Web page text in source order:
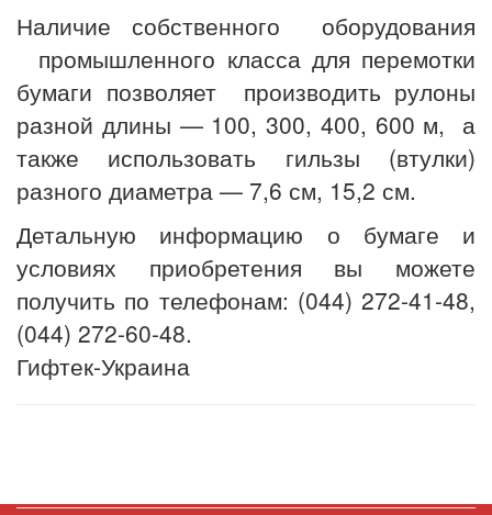
Наличие собственного оборудования
промышленного класса для перемотки
бумаги позволяет производить рулоны
разной длины — 100, 300, 400, 600 м, а
также использовать гильзы (втулки)
разного диаметра — 7,6 см, 15,2 см.
Детальную информацию о бумаге и
условиях приобретения вы можете
получить по телефонам: (044) 272-41-48,
(044) 272-60-48.
Гифтек-Украина